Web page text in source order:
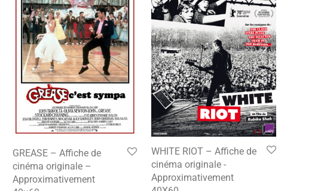
GREASE – Affiche de
cinéma originale –
Approximativement
WHITE RIOT – Affiche de
cinéma originale -
Approximativement